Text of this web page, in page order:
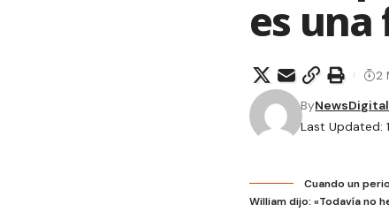
es
Last Updated:
By
2
Cuando un
William dijo: «Todavía no